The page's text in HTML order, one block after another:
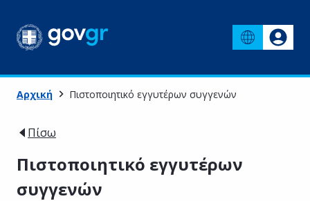
Αρχική Πιστοποιητικό εγγυτέρων συγγενών
Πίσω
Πιστοποιητικό εγγυτέρων
συγγενών